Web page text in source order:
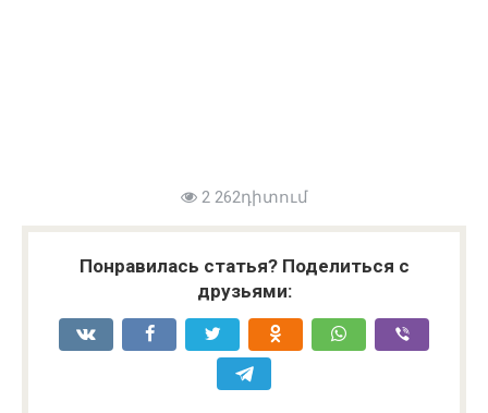
2 262դիտում
Понравилась статья? Поделиться с
друзьями: